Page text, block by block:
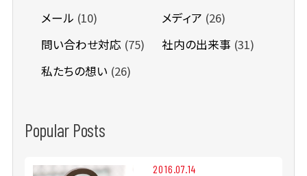
メール (10) メディア (26)
問い合わせ対応 (75) 社内の出来事 (31)
私たちの想い (26)
Popular Posts
2016.07.14